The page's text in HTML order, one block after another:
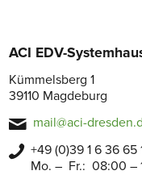
ACI EDV-
Kümmelsberg 1
39110 Magdeburg
mail@aci-
+49 (0)39 1 6 36 65
Mo. – Fr.: 08:00 –